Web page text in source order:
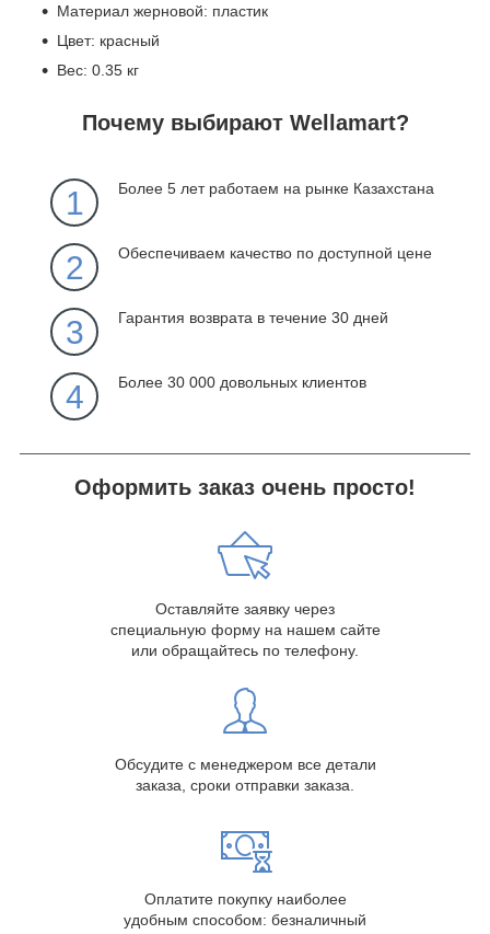
Материал жерновой: пластик
Цвет: красный
Вес: 0.35 кг
Почему выбирают Wellamart?
1 Более 5 лет работаем на рынке Казахстана
2 Обеспечиваем качество по доступной цене
3 Гарантия возврата в течение 30 дней
4 Более 30 000 довольных клиентов
Оформить заказ очень просто!
Оставляйте заявку через
специальную форму на нашем сайте
или обращайтесь по телефону.
Обсудите с менеджером все детали
заказа, сроки отправки заказа.
Оплатите покупку наиболее
удобным способом: безналичный